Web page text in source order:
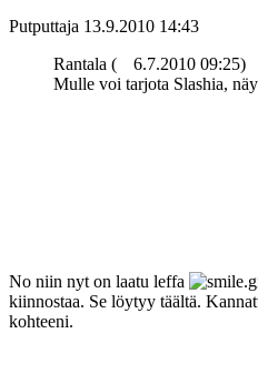
Putputtaja 13.9.2010 14:43
Rantala (
6.7.2010 09:25)
Mulle voi tarjota Slashia,
No niin nyt on laatu leffa
kiinnostaa. Se löytyy täältä.
kohteeni.